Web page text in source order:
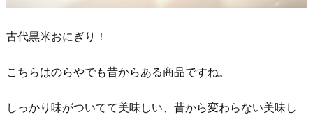
古代黒米おにぎり！
こちらはのらやでも昔からある商品ですね。
しっかり味がついてて美味しい、昔から変わらない美味し